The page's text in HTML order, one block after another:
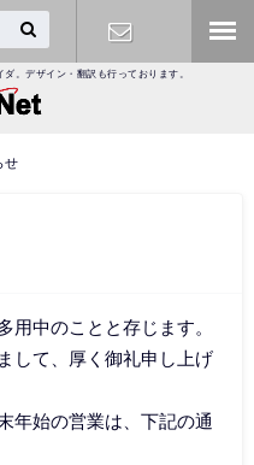
。デザイン・翻訳も行っております。
せ
中のことと存じます。
して、厚く御礼申し上げ
年始の営業は、下記の通